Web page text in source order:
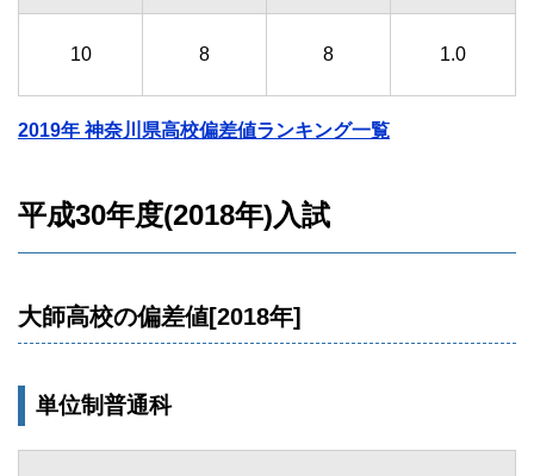
10 8 8 1.0
2019年 神奈川県高校偏差値ランキング一覧
平成30年度(2018年)入試
大師高校の偏差値[2018年]
単位制普通科